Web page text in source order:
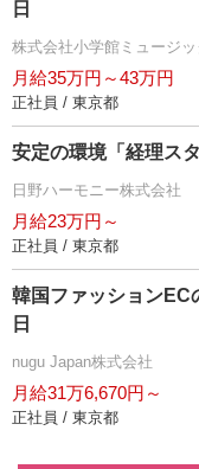
日
株式会社小学館ミュージ
月給35万円～43万円
正社員 / 東京都
安定の環境「経理ス
日野ハーモニー株式会社
月給23万円～
正社員 / 東京都
韓国ファッションEC
日
nugu Japan株式会社
月給31万6,670円～
正社員 / 東京都